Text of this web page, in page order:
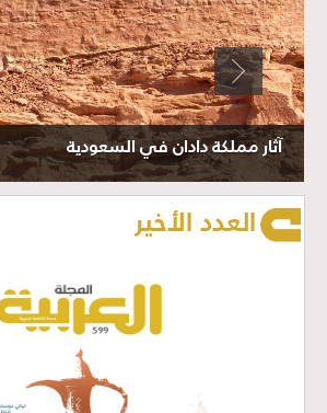
آثار مملكة دادان في السعودية
العدد الأخير